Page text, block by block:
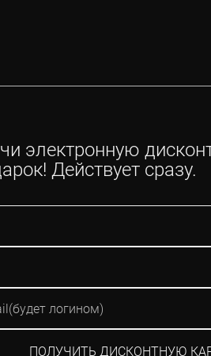
электронную
Действует сразу.
ПОЛУЧИТЬ ДИСКОНТНУЮ